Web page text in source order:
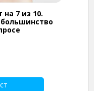
7 из 10.